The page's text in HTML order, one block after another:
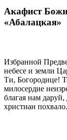
Акафист
«Абалацкая»
Избранной
небесе и земли
Ти, Богородице!
милосердие
благая нам
христиан похвало.